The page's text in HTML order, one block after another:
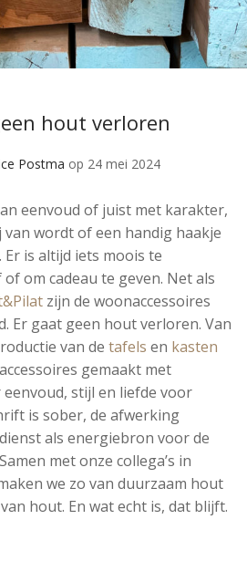
hout verloren
Postma op 24 mei 2024
eenvoud of juist met karakter,
wordt of een handig haakje
is altijd iets moois te
om cadeau te geven. Net als
zijn de woonaccessoires
Er gaat geen hout verloren. Van
van de tafels en kasten
gemaakt met
stijl en liefde voor
is sober, de afwerking
als energiebron voor de
met onze collega’s in
we zo van duurzaam hout
hout. En wat echt is, dat blijft.